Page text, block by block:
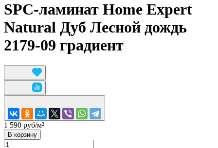
SPC-ламинат Home Expert
Natural Дуб Лесной дождь
2179-09 градиент
1 590 руб/м²
В корзину